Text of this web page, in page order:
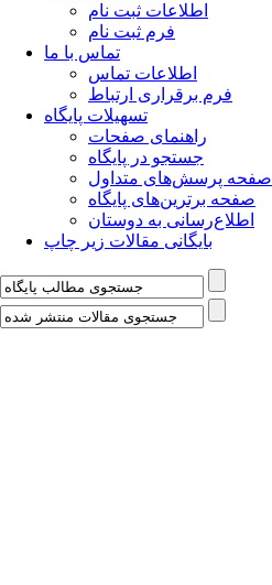
اطلاعات ثبت نام
فرم ثبت نام
تماس با ما
اطلاعات تماس
فرم برقراری ارتباط
تسهیلات پایگاه
راهنمای صفحات
جستجو در پایگاه
صفحه پرسش‌های متداول
صفحه برترین‌های پایگاه
اطلاع‌رسانی به دوستان
بایگانی مقالات زیر چاپ